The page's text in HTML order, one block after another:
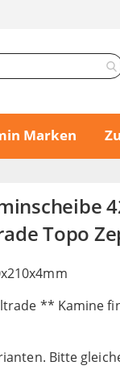
Marken
Topo
** Kamine
Bitte